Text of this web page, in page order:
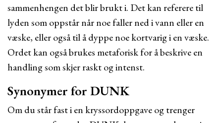
sammenhengen det blir brukt i. Det kan referere til
lyden som oppstår når noe faller ned i vann eller en
væske, eller også til å dyppe noe kortvarig i en væske.
Ordet kan også brukes metaforisk for å beskrive en
handling som skjer raskt og intenst.
Synonymer for DUNK
Om du står fast i en kryssordoppgave og trenger